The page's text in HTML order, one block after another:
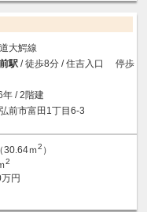
大鰐線
駅 / 徒歩8分 / 住吉入口 停歩
年 / 2階建
前市富田1丁目6-3
ｍ2 ）
2
円